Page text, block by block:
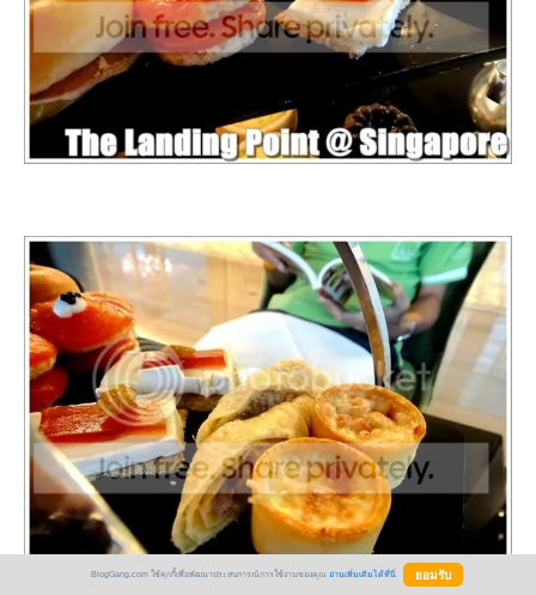
BlogGang.com ใช้คุกกี้เพื่อพัฒนาประสบการณ์การใช้งานของคุณ อ่านเพิ่มเติมได้ที่นี่